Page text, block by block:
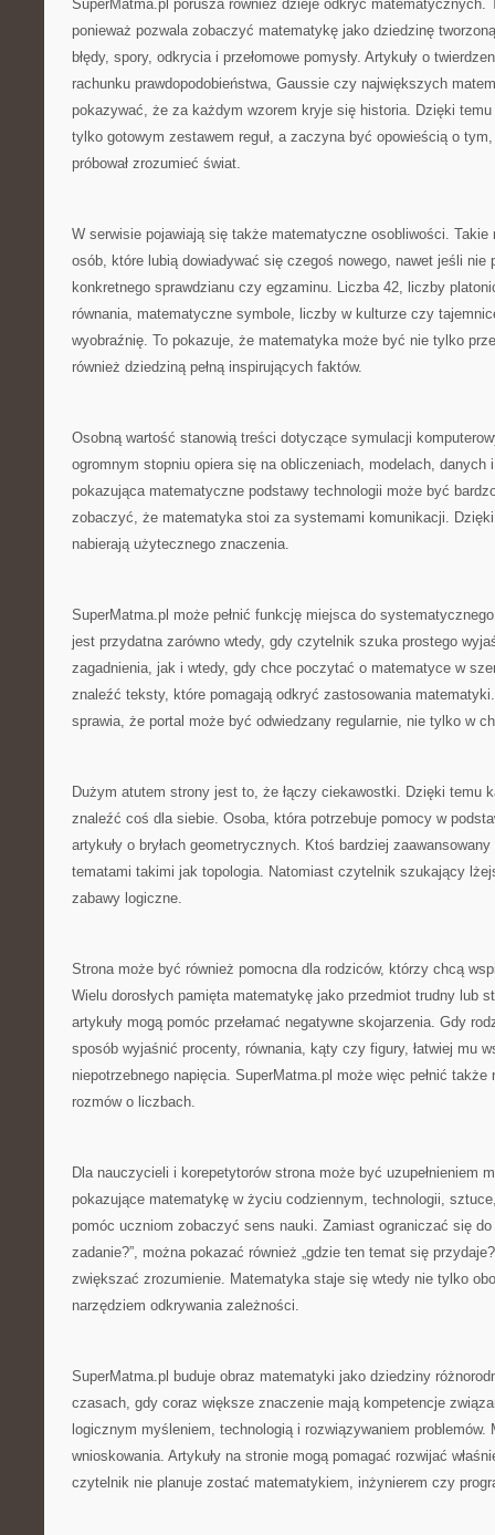
SuperMatma.pl porusza również dzieje odkryć matematycznych.
ponieważ pozwala zobaczyć matematykę jako dziedzinę
błędy, spory, odkrycia i przełomowe pomysły. Artykuły o
rachunku prawdopodobieństwa, Gaussie czy największych
pokazywać, że za każdym wzorem kryje się historia. Dzięki
tylko gotowym zestawem reguł, a zaczyna być opowieścią o
próbował zrozumieć świat.
W serwisie pojawiają się także matematyczne osobliwości. Takie
osób, które lubią dowiadywać się czegoś nowego, nawet jeśli nie
konkretnego sprawdzianu czy egzaminu. Liczba 42, liczby
równania, matematyczne symbole, liczby w kulturze czy
wyobraźnię. To pokazuje, że matematyka może być nie tylko
również dziedziną pełną inspirujących faktów.
Osobną wartość stanowią treści dotyczące symulacji
ogromnym stopniu opiera się na obliczeniach, modelach, danych
pokazująca matematyczne podstawy technologii może być
zobaczyć, że matematyka stoi za systemami komunikacji.
nabierają użytecznego znaczenia.
SuperMatma.pl może pełnić funkcję miejsca do
jest przydatna zarówno wtedy, gdy czytelnik szuka prostego
zagadnienia, jak i wtedy, gdy chce poczytać o matematyce w
znaleźć teksty, które pomagają odkryć zastosowania
sprawia, że portal może być odwiedzany regularnie, nie tylko w
Dużym atutem strony jest to, że łączy ciekawostki. Dzięki temu
znaleźć coś dla siebie. Osoba, która potrzebuje pomocy w
artykuły o bryłach geometrycznych. Ktoś bardziej
tematami takimi jak topologia. Natomiast czytelnik szukający
zabawy logiczne.
Strona może być również pomocna dla rodziców, którzy chcą
Wielu dorosłych pamięta matematykę jako przedmiot trudny lub
artykuły mogą pomóc przełamać negatywne skojarzenia. Gdy
sposób wyjaśnić procenty, równania, kąty czy figury, łatwiej mu
niepotrzebnego napięcia. SuperMatma.pl może więc pełnić także
rozmów o liczbach.
Dla nauczycieli i korepetytorów strona może być uzupełnieniem
pokazujące matematykę w życiu codziennym, technologii,
pomóc uczniom zobaczyć sens nauki. Zamiast ograniczać się do
zadanie?”, można pokazać również „gdzie ten temat się
zwiększać zrozumienie. Matematyka staje się wtedy nie tylko
narzędziem odkrywania zależności.
SuperMatma.pl buduje obraz matematyki jako dziedziny
czasach, gdy coraz większe znaczenie mają kompetencje
logicznym myśleniem, technologią i rozwiązywaniem problemów.
wnioskowania. Artykuły na stronie mogą pomagać rozwijać
czytelnik nie planuje zostać matematykiem, inżynierem czy